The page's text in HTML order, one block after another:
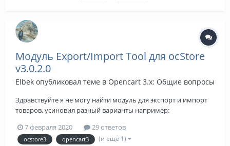
Модуль Export/Import Tool для ocStore
v3.0.2.0
Elbek опубликовал теме в Opencart 3.x: Общие вопросы
Здравствуйте я не могу найти модуль для экспорт и импорт
товаров, усиновил разный варианты например:
усиновился но не появляеться им ггде нужно, подскажете как
можно это исправить или другой модуль который подходит.
7 февраля 2020 29 ответов
ocstore3 opencart3 (и ещё 1)